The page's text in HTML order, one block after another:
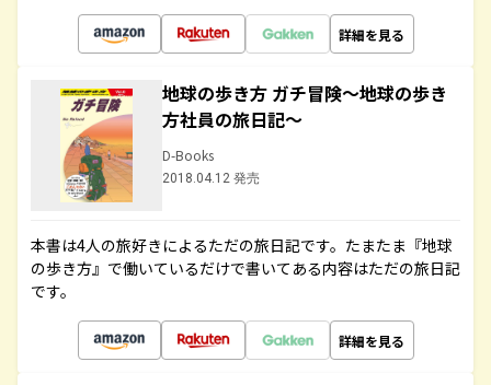
詳細を見る
地球の歩き方 ガチ冒険～地球の歩き
方社員の旅日記～
D-Books
2018.04.12 発売
本書は4人の旅好きによるただの旅日記です。たまたま『地球
の歩き方』で働いているだけで書いてある内容はただの旅日記
です。
詳細を見る